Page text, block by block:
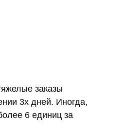
заказы
3х дней. Иногда,
6 единиц за